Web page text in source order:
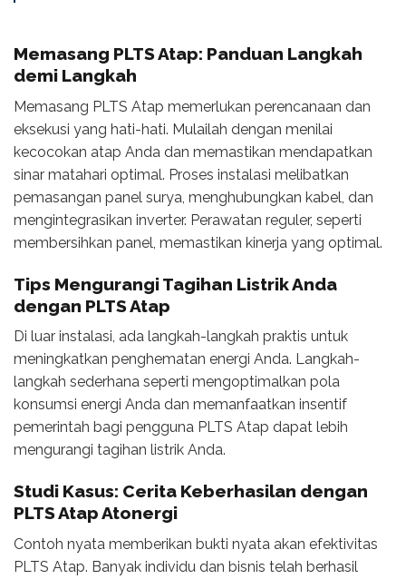
Memasang PLTS Atap: Panduan Langkah
demi Langkah
Memasang PLTS Atap memerlukan perencanaan dan
eksekusi yang hati-hati. Mulailah dengan menilai
kecocokan atap Anda dan memastikan mendapatkan
sinar matahari optimal. Proses instalasi melibatkan
pemasangan panel surya, menghubungkan kabel, dan
mengintegrasikan inverter. Perawatan reguler, seperti
membersihkan panel, memastikan kinerja yang optimal.
Tips Mengurangi Tagihan Listrik Anda
dengan PLTS Atap
Di luar instalasi, ada langkah-langkah praktis untuk
meningkatkan penghematan energi Anda. Langkah-
langkah sederhana seperti mengoptimalkan pola
konsumsi energi Anda dan memanfaatkan insentif
pemerintah bagi pengguna PLTS Atap dapat lebih
mengurangi tagihan listrik Anda.
Studi Kasus: Cerita Keberhasilan dengan
PLTS Atap Atonergi
Contoh nyata memberikan bukti nyata akan efektivitas
PLTS Atap. Banyak individu dan bisnis telah berhasil